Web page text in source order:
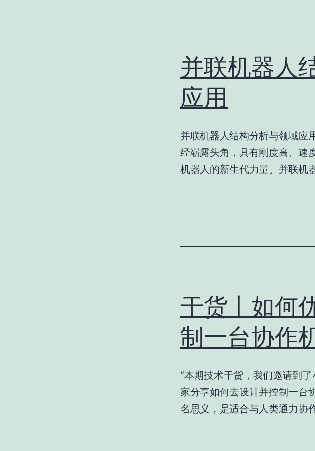
并联机器人
应用
并联机器人结构分析与领域应
经崭露头角，具有刚度高、速
机器人的新生代力量。并联机
干货丨如何
制一台协作
“本期技术干货，我们邀请到
家分享如何去设计并控制一台
名思义，是适合与人类通力协